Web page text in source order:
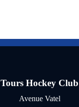
Tours Hockey Club
Avenue Vatel